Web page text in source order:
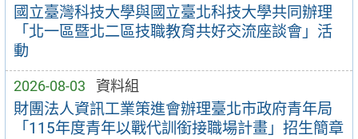
國立臺灣科技大學與國立臺北科技大學共同辦理
「北一區暨北二區技職教育共好交流座談會」活
動
2026-08-03 資料組
財團法人資訊工業策進會辦理臺北市政府青年局
「115年度青年以戰代訓銜接職場計畫」招生簡章